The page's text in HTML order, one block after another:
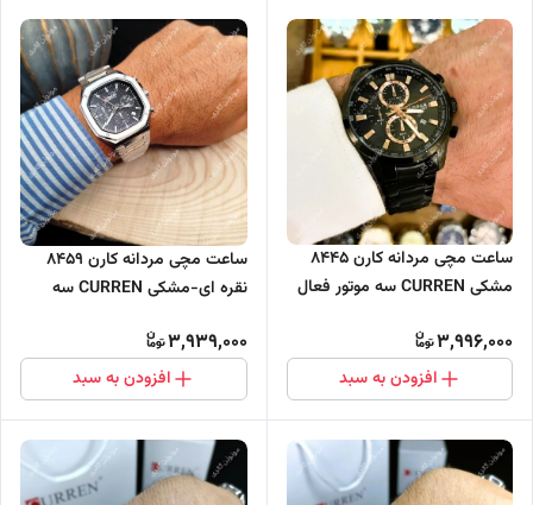
ساعت مچی مردانه کارن 8445
مشکی CURREN سه موتور فعال
3,996,000
افزودن به سبد
ساعت مچی مردانه کارن 8459
نقره ای-مشکی CURREN سه
3,939,000
افزودن به سبد